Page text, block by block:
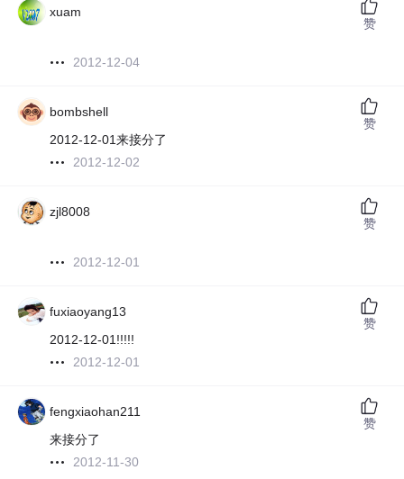
xuam
2012-12-04
赞
bombshell
2012-12-01来接分了
2012-12-02
赞
zjl8008
2012-12-01
赞
fuxiaoyang13
2012-12-01!!!!!
2012-12-01
赞
fengxiaohan211
来接分了
2012-11-30
赞